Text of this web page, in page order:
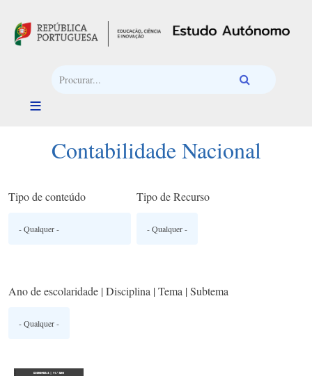
Contabilidade Nacional
Tipo de conteúdo Tipo de Recurso
Ano de escolaridade | Disciplina | Tema | Subtema